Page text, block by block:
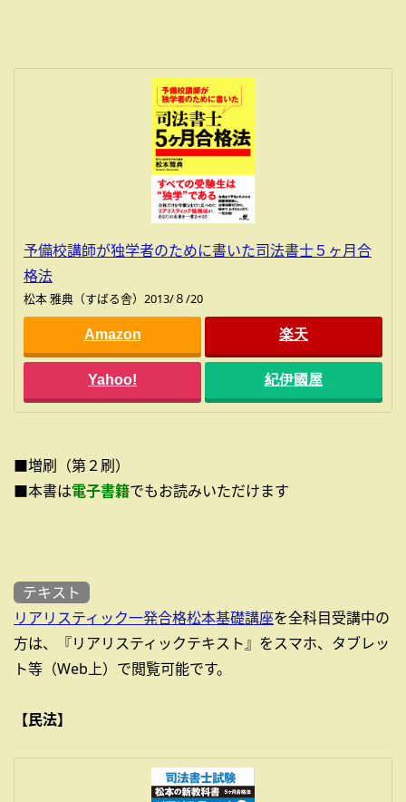
予備校講師が独学者のために書いた司法書士５ヶ月合
格法
松本 雅典（すばる舎）2013/８/20
Amazon 楽天
Yahoo! 紀伊國屋
■増刷（第２刷）
■本書は電子書籍でもお読みいただけます
テキスト
リアリスティック一発合格松本基礎講座を全科目受講中の
方は、『リアリスティックテキスト』をスマホ、タブレッ
ト等（Web上）で閲覧可能です。
【民法】